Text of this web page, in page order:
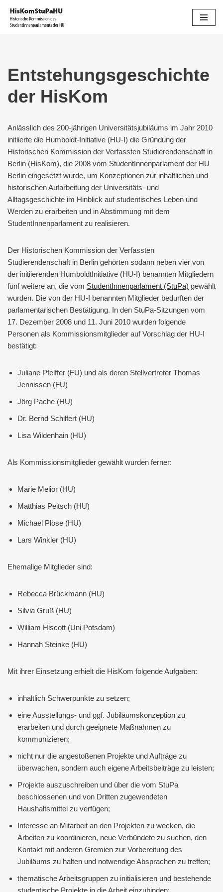
Zum
Entstehungsgeschichte
der HisKom
Anlässlich des 200-jährigen Universitätsjubiläums im Jahr 2010
initiierte die Humboldt-Initiative (HU-I) die Gründung der
Historischen Kommission der Verfassten Studierendenschaft in
Berlin (HisKom), die 2008 vom StudentInnenparlament der HU
Berlin eingesetzt wurde, um Konzeptionen zur inhaltlichen und
historischen Aufarbeitung der Universitäts- und
Alltagsgeschichte im Hinblick auf studentisches Leben und
Werden zu erarbeiten und in Abstimmung mit dem
StudentInnenparlament zu realisieren.
Der Historischen Kommission der Verfassten
Studierendenschaft in Berlin gehörten sodann neben vier von
der initiierenden HumboldtInitiative (HU-I) benannten Mitgliedern
fünf weitere an, die vom StudentInnenparlament (StuPa) gewählt
wurden. Die von der HU-I benannten Mitglieder bedurften der
parlamentarischen Bestätigung. In den StuPa-Sitzungen vom
17. Dezember 2008 und 11. Juni 2010 wurden folgende
Personen als Kommissionsmitglieder auf Vorschlag der HU-I
bestätigt:
Juliane Pfeiffer (FU) und als deren Stellvertreter Thomas
Jennissen (FU)
Jörg Pache (HU)
Dr. Bernd Schilfert (HU)
Lisa Wildenhain (HU)
Als Kommissionsmitglieder gewählt wurden ferner:
Marie Melior (HU)
Matthias Peitsch (HU)
Michael Plöse (HU)
Lars Winkler (HU)
Ehemalige Mitglieder sind:
Rebecca Brückmann (HU)
Silvia Gruß (HU)
William Hiscott (Uni Potsdam)
Hannah Steinke (HU)
Mit ihrer Einsetzung erhielt die HisKom folgende Aufgaben:
inhaltlich Schwerpunkte zu setzen;
eine Ausstellungs- und ggf. Jubiläumskonzeption zu
erarbeiten und durch geeignete Maßnahmen zu
kommunizieren;
nicht nur die angestoßenen Projekte und Aufträge zu
überwachen, sondern auch eigene Arbeitsbeiträge zu leisten;
Projekte auszuschreiben und über die vom StuPa
beschlossenen und von Dritten zugewendeten
Haushaltsmittel zu verfügen;
Interesse an Mitarbeit an den Projekten zu wecken, die
Arbeiten zu koordinieren, neue Verbündete zu suchen, den
Kontakt mit anderen Gremien zur Vorbereitung des
Jubiläums zu halten und notwendige Absprachen zu treffen;
thematische Arbeitsgruppen zu initialisieren und bestehende
studentische Projekte in die Arbeit einzubinden;